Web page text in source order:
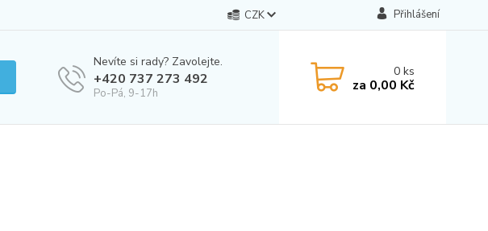
CZK Přihlášení
Nevíte si rady? Zavolejte.
+420 737 273 492
Po-Pá, 9-17h
0ks
za 0,00 Kč